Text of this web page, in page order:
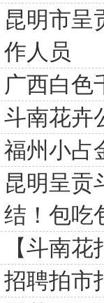
昆明市呈
作人员
广西白色
斗南花卉
福州小占
昆明呈贡
结！包吃
【斗南
招聘拍市